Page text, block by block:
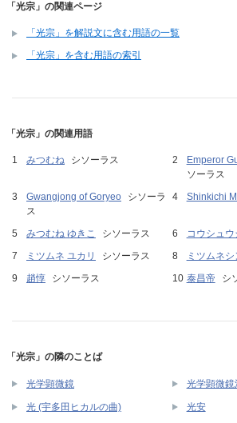
「光宗」の関連ページ
「光宗」を解説文に含む用語の一覧
「光宗」を含む用語の索引
「光宗」の関連用語
みつむね シソーラス Emperor
ソーラス
Gwangjong of Goryeo
シソーラ
ス
Shinkichi
みつむね ゆきこ シソーラス コウシュウ
ミツムネ ユカリ
シソーラス ミツムネ
趙惇
シソーラス 泰昌帝 シ
「光宗」の隣のことば
光学顕微鏡 光学顕微鏡
光 (宇多田ヒカルの曲) 光安